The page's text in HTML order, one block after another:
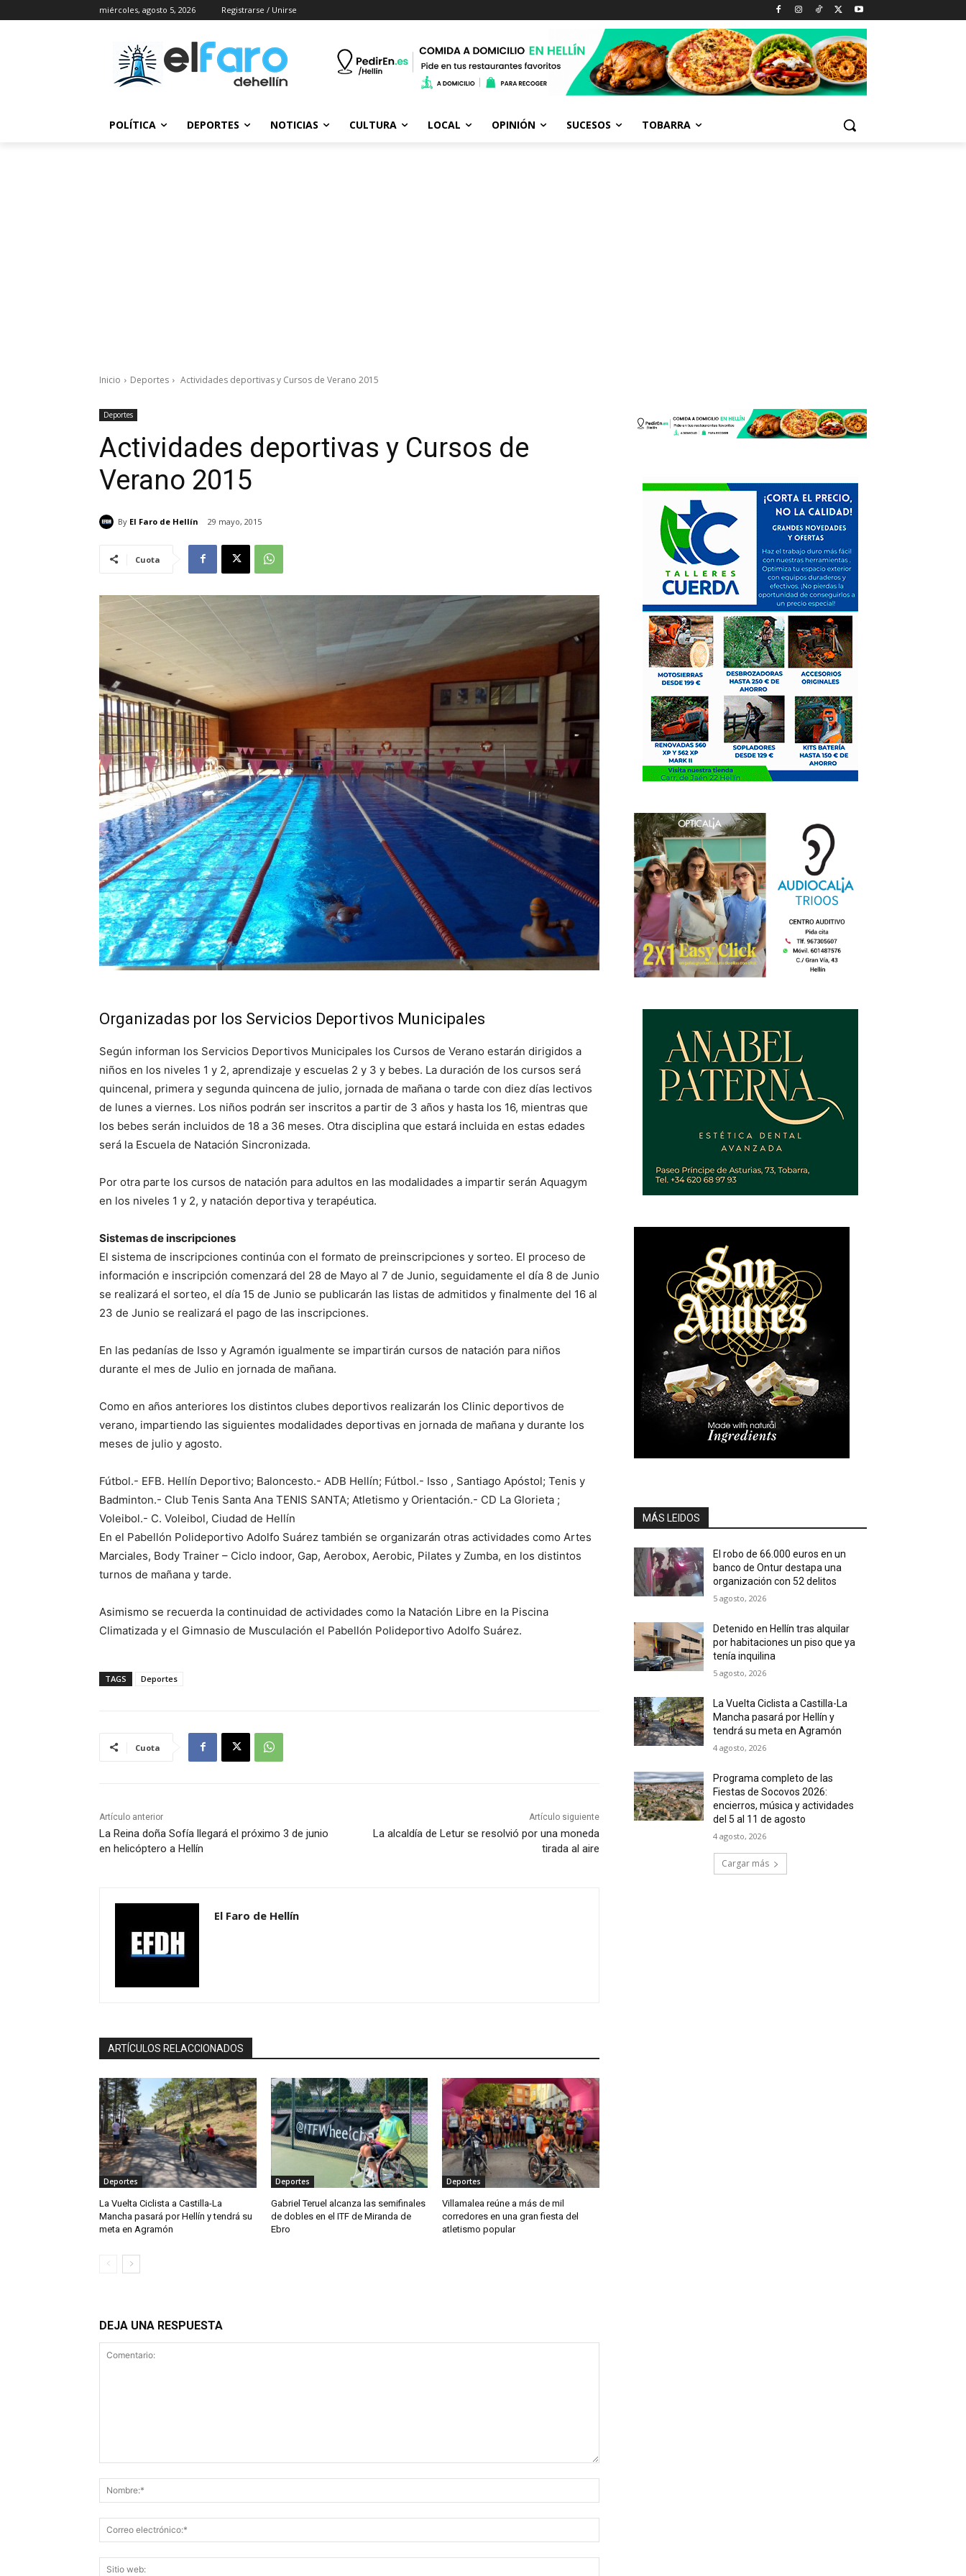
miércoles, agosto 5, 2026 Registrarse / Unirse
POLÍTICA DEPORTES NOTICIAS CULTURA LOCAL OPINIÓN SUCESOS TOBARRA
Inicio Deportes Actividades deportivas y Cursos de Verano 2015
Deportes
Actividades deportivas y Cursos de
Verano 2015
By El Faro de Hellín 29 mayo, 2015
Cuota
Organizadas por los Servicios Deportivos Municipales
Según informan los Servicios Deportivos Municipales los Cursos de Verano estarán dirigidos a
niños en los niveles 1 y 2, aprendizaje y escuelas 2 y 3 y bebes. La duración de los cursos será
quincenal, primera y segunda quincena de julio, jornada de mañana o tarde con diez días lectivos
de lunes a viernes. Los niños podrán ser inscritos a partir de 3 años y hasta los 16, mientras que
los bebes serán incluidos de 18 a 36 meses. Otra disciplina que estará incluida en estas edades
será la Escuela de Natación Sincronizada.
Por otra parte los cursos de natación para adultos en las modalidades a impartir serán Aquagym
en los niveles 1 y 2, y natación deportiva y terapéutica.
Sistemas de inscripciones
El sistema de inscripciones continúa con el formato de preinscripciones y sorteo. El proceso de
información e inscripción comenzará del 28 de Mayo al 7 de Junio, seguidamente el día 8 de Junio
se realizará el sorteo, el día 15 de Junio se publicarán las listas de admitidos y finalmente del 16 al
23 de Junio se realizará el pago de las inscripciones.
En las pedanías de Isso y Agramón igualmente se impartirán cursos de natación para niños
durante el mes de Julio en jornada de mañana.
Como en años anteriores los distintos clubes deportivos realizarán los Clinic deportivos de
verano, impartiendo las siguientes modalidades deportivas en jornada de mañana y durante los
meses de julio y agosto.
Fútbol.- EFB. Hellín Deportivo; Baloncesto.- ADB Hellín; Fútbol.- Isso , Santiago Apóstol; Tenis y
Badminton.- Club Tenis Santa Ana TENIS SANTA; Atletismo y Orientación.- CD La Glorieta ;
Voleibol.- C. Voleibol, Ciudad de Hellín
En el Pabellón Polideportivo Adolfo Suárez también se organizarán otras actividades como Artes
Marciales, Body Trainer – Ciclo indoor, Gap, Aerobox, Aerobic, Pilates y Zumba, en los distintos
turnos de mañana y tarde.
Asimismo se recuerda la continuidad de actividades como la Natación Libre en la Piscina
Climatizada y el Gimnasio de Musculación el Pabellón Polideportivo Adolfo Suárez.
TAGS Deportes
Cuota
Artículo anterior
La Reina doña Sofía llegará el próximo 3 de junio
en helicóptero a Hellín
Artículo siguiente
La alcaldía de Letur se resolvió por una moneda
tirada al aire
El Faro de Hellín
ARTÍCULOS RELACCIONADOS
Deportes
La Vuelta Ciclista a Castilla-La
Mancha pasará por Hellín y tendrá su
meta en Agramón
Deportes
Gabriel Teruel alcanza las semifinales
de dobles en el ITF de Miranda de
Ebro
Deportes
Villamalea reúne a más de mil
corredores en una gran fiesta del
atletismo popular
DEJA UNA RESPUESTA
electrónico:*
MÁS LEIDOS
El robo de 66.000 euros en un
banco de Ontur destapa una
organización con 52 delitos
5 agosto, 2026
Detenido en Hellín tras alquilar
por habitaciones un piso que ya
tenía inquilina
5 agosto, 2026
La Vuelta Ciclista a Castilla-La
Mancha pasará por Hellín y
tendrá su meta en Agramón
4 agosto, 2026
Programa completo de las
Fiestas de Socovos 2026:
encierros, música y actividades
del 5 al 11 de agosto
4 agosto, 2026
Cargar más